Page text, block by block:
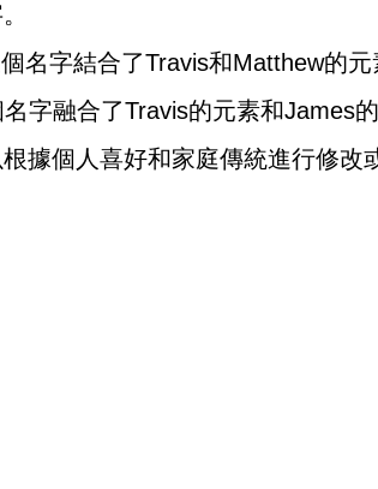
名字結合了Travis和Matthew的元
字融合了Travis的元素和James
據個人喜好和家庭傳統進行修